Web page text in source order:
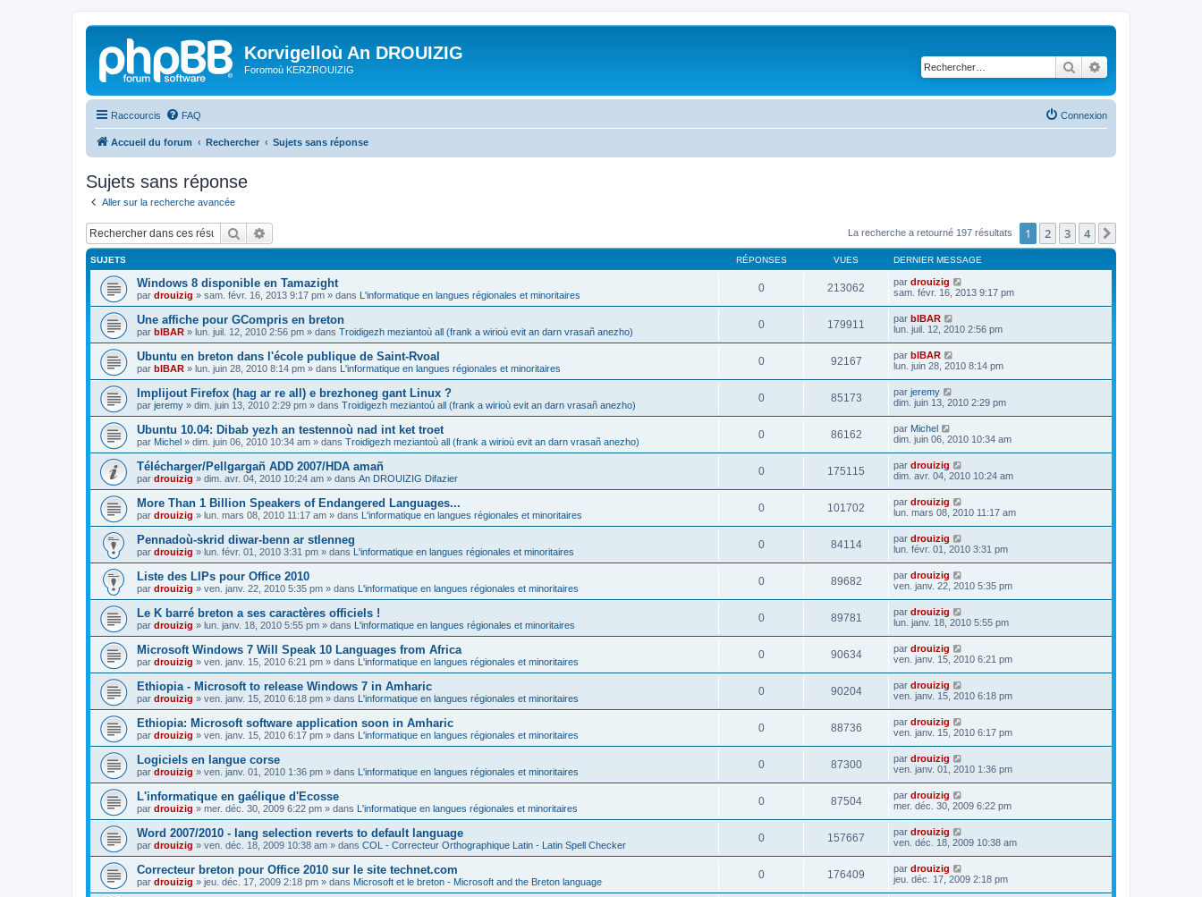
Korvigelloù An DROUIZIG
Foromoù KERZROUIZIG Rechercher
Raccourcis FAQ Connexion
Accueil du forum Rechercher Sujets sans réponse
Sujets sans réponse
Aller sur la recherche avancée
Rechercher La recherche a retourné 197 résultats 1 2 3 4
SUJETS RÉPONSES VUES DERNIER MESSAGE
Windows 8 disponible en Tamazight
par drouizig » sam. févr. 16, 2013 9:17 pm » dans L'informatique en langues régionales et minoritaires
0 213062 par drouizig
sam. févr. 16, 2013 9:17 pm
Une affiche pour GCompris en breton
par bIBAR » lun. juil. 12, 2010 2:56 pm » dans Troidigezh meziantoù all (frank a wirioù evit an darn vrasañ anezho)
0 179911 par bIBAR
lun. juil. 12, 2010 2:56 pm
Ubuntu en breton dans l'école publique de Saint-Rvoal
par bIBAR » lun. juin 28, 2010 8:14 pm » dans L'informatique en langues régionales et minoritaires
0 92167 par bIBAR
lun. juin 28, 2010 8:14 pm
Implijout Firefox (hag ar re all) e brezhoneg gant Linux ?
par jeremy » dim. juin 13, 2010 2:29 pm » dans Troidigezh meziantoù all (frank a wirioù evit an darn vrasañ anezho)
0 85173 par jeremy
dim. juin 13, 2010 2:29 pm
Ubuntu 10.04: Dibab yezh an testennoù nad int ket troet
par Michel » dim. juin 06, 2010 10:34 am » dans Troidigezh meziantoù all (frank a wirioù evit an darn vrasañ anezho)
0 86162 par Michel
dim. juin 06, 2010 10:34 am
Télécharger/Pellgargañ ADD 2007/HDA amañ
par drouizig » dim. avr. 04, 2010 10:24 am » dans An DROUIZIG Difazier
0 175115 par drouizig
dim. avr. 04, 2010 10:24 am
More Than 1 Billion Speakers of Endangered Languages...
par drouizig » lun. mars 08, 2010 11:17 am » dans L'informatique en langues régionales et minoritaires
0 101702 par drouizig
lun. mars 08, 2010 11:17 am
Pennadoù-skrid diwar-benn ar stlenneg
par drouizig » lun. févr. 01, 2010 3:31 pm » dans L'informatique en langues régionales et minoritaires
0 84114 par drouizig
lun. févr. 01, 2010 3:31 pm
Liste des LIPs pour Office 2010
par drouizig » ven. janv. 22, 2010 5:35 pm » dans L'informatique en langues régionales et minoritaires
0 89682 par drouizig
ven. janv. 22, 2010 5:35 pm
Le K barré breton a ses caractères officiels !
par drouizig » lun. janv. 18, 2010 5:55 pm » dans L'informatique en langues régionales et minoritaires
0 89781 par drouizig
lun. janv. 18, 2010 5:55 pm
Microsoft Windows 7 Will Speak 10 Languages from Africa
par drouizig » ven. janv. 15, 2010 6:21 pm » dans L'informatique en langues régionales et minoritaires
0 90634 par drouizig
ven. janv. 15, 2010 6:21 pm
Ethiopia - Microsoft to release Windows 7 in Amharic
par drouizig » ven. janv. 15, 2010 6:18 pm » dans L'informatique en langues régionales et minoritaires
0 90204 par drouizig
ven. janv. 15, 2010 6:18 pm
Ethiopia: Microsoft software application soon in Amharic
par drouizig » ven. janv. 15, 2010 6:17 pm » dans L'informatique en langues régionales et minoritaires
0 88736 par drouizig
ven. janv. 15, 2010 6:17 pm
Logiciels en langue corse
par drouizig » ven. janv. 01, 2010 1:36 pm » dans L'informatique en langues régionales et minoritaires
0 87300 par drouizig
ven. janv. 01, 2010 1:36 pm
L'informatique en gaélique d'Ecosse
par drouizig » mer. déc. 30, 2009 6:22 pm » dans L'informatique en langues régionales et minoritaires
0 87504 par drouizig
mer. déc. 30, 2009 6:22 pm
Word 2007/2010 - lang selection reverts to default language
par drouizig » ven. déc. 18, 2009 10:38 am » dans COL - Correcteur Orthographique Latin - Latin Spell Checker
0 157667 par drouizig
ven. déc. 18, 2009 10:38 am
Correcteur breton pour Office 2010 sur le site technet.com
par drouizig » jeu. déc. 17, 2009 2:18 pm » dans Microsoft et le breton - Microsoft and the Breton language
0 176409 par drouizig
jeu. déc. 17, 2009 2:18 pm